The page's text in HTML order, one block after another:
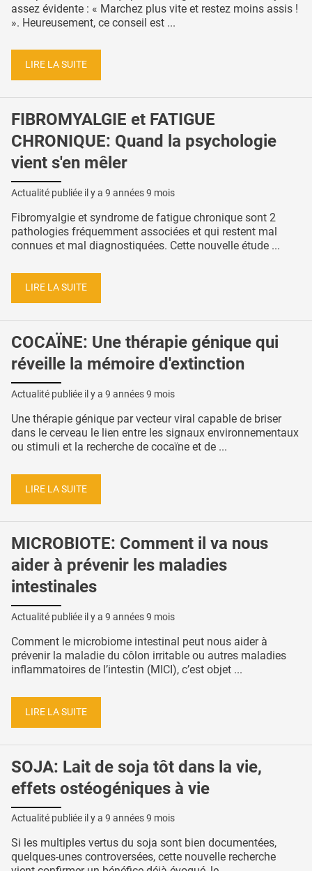
assez évidente : « Marchez plus vite et restez moins assis !
». Heureusement, ce conseil est ...
LIRE LA SUITE
FIBROMYALGIE et FATIGUE
CHRONIQUE: Quand la psychologie
vient s'en mêler
Actualité publiée il y a 9 années 9 mois
Fibromyalgie et syndrome de fatigue chronique sont 2
pathologies fréquemment associées et qui restent mal
connues et mal diagnostiquées. Cette nouvelle étude ...
LIRE LA SUITE
COCAÏNE: Une thérapie génique qui
réveille la mémoire d'extinction
Actualité publiée il y a 9 années 9 mois
Une thérapie génique par vecteur viral capable de briser
dans le cerveau le lien entre les signaux environnementaux
ou stimuli et la recherche de cocaïne et de ...
LIRE LA SUITE
MICROBIOTE: Comment il va nous
aider à prévenir les maladies
intestinales
Actualité publiée il y a 9 années 9 mois
Comment le microbiome intestinal peut nous aider à
prévenir la maladie du côlon irritable ou autres maladies
inflammatoires de l’intestin (MICI), c’est objet ...
LIRE LA SUITE
SOJA: Lait de soja tôt dans la vie,
effets ostéogéniques à vie
Actualité publiée il y a 9 années 9 mois
Si les multiples vertus du soja sont bien documentées,
quelques-unes controversées, cette nouvelle recherche